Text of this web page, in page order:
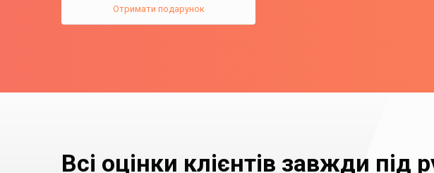
Отримати подарунок
Всі оцінки клієнтів завжди під